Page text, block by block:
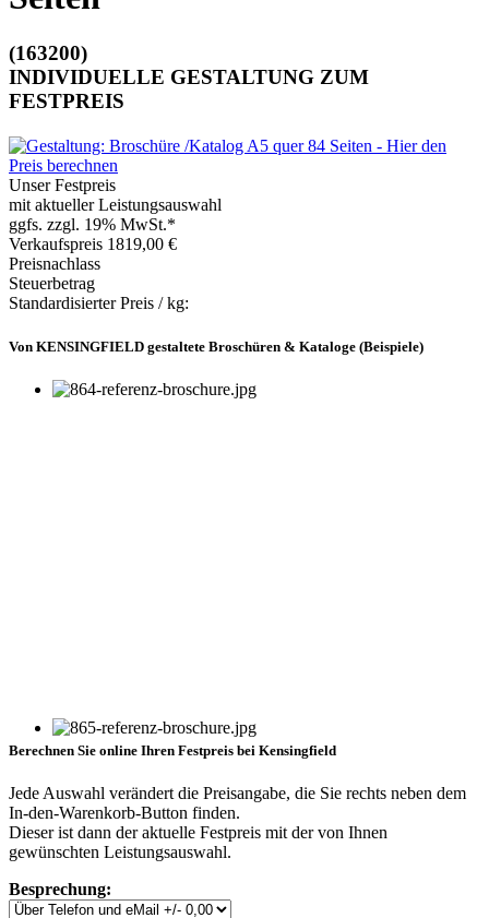
(163200)
INDIVIDUELLE GESTALTUNG ZUM
FESTPREIS
Unser Festpreis
mit aktueller Leistungsauswahl
ggfs. zzgl. 19% MwSt.*
Verkaufspreis 1819,00 €
Preisnachlass
Steuerbetrag
Standardisierter Preis / kg:
Von KENSINGFIELD gestaltete Broschüren & Kataloge (Beispiele)
Berechnen Sie online Ihren Festpreis bei Kensingfield
Jede Auswahl verändert die Preisangabe, die Sie rechts neben dem
In-den-Warenkorb-Button finden.
Dieser ist dann der aktuelle Festpreis mit der von Ihnen
gewünschten Leistungsauswahl.
Besprechung: